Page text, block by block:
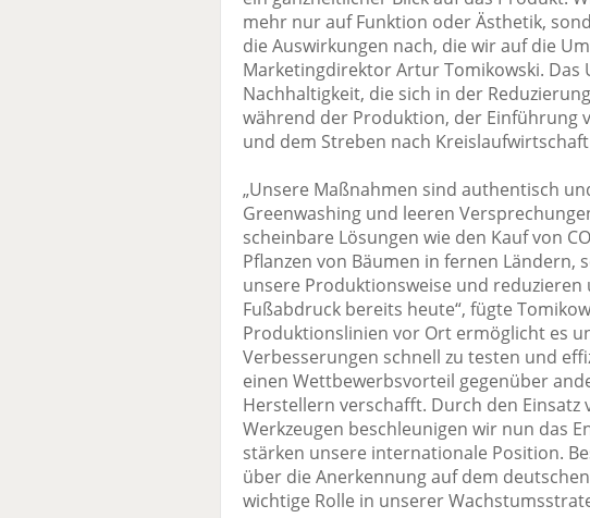
mehr nur auf Funktion oder Ästhetik,
die Auswirkungen nach, die wir auf die
Marketingdirektor Artur Tomikowski. Das
Nachhaltigkeit, die sich in der
während der Produktion, der Einführung
und dem Streben nach
„Unsere Maßnahmen sind authentisch
Greenwashing und leeren
scheinbare Lösungen wie den Kauf von CO
Pflanzen von Bäumen in fernen Ländern,
unsere Produktionsweise und reduzieren
Fußabdruck bereits heute“, fügte
Produktionslinien vor Ort ermöglicht es
Verbesserungen schnell zu testen und
einen Wettbewerbsvorteil gegenüber
Herstellern verschafft. Durch den Einsatz
Werkzeugen beschleunigen wir nun das
stärken unsere internationale Position.
über die Anerkennung auf dem
wichtige Rolle in unserer